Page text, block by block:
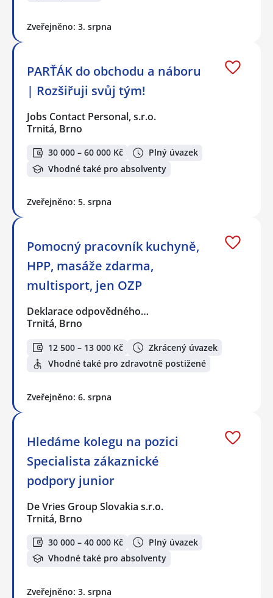
Zveřejněno: 3. srpna
PARŤÁK do obchodu a náboru
| Rozšiřuji svůj tým!
Jobs Contact Personal, s.r.o.
Trnitá, Brno
30 000 – 60 000 Kč
Plný úvazek
Vhodné také pro absolventy
Zveřejněno: 5. srpna
Pomocný pracovník kuchyně,
HPP, masáže zdarma,
multisport, jen OZP
Deklarace odpovědného…
Trnitá, Brno
12 500 – 13 000 Kč
Zkrácený úvazek
Vhodné také pro zdravotně postižené
Zveřejněno: 6. srpna
Hledáme kolegu na pozici
Specialista zákaznické
podpory junior
De Vries Group Slovakia s.r.o.
Trnitá, Brno
30 000 – 40 000 Kč
Plný úvazek
Vhodné také pro absolventy
Zveřejněno: 3. srpna